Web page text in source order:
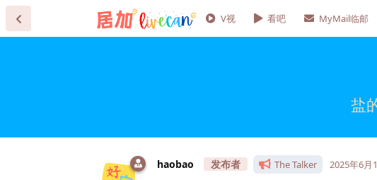
V视 看吧 MyMail临邮
盐
haobao The Talker 2025年6月